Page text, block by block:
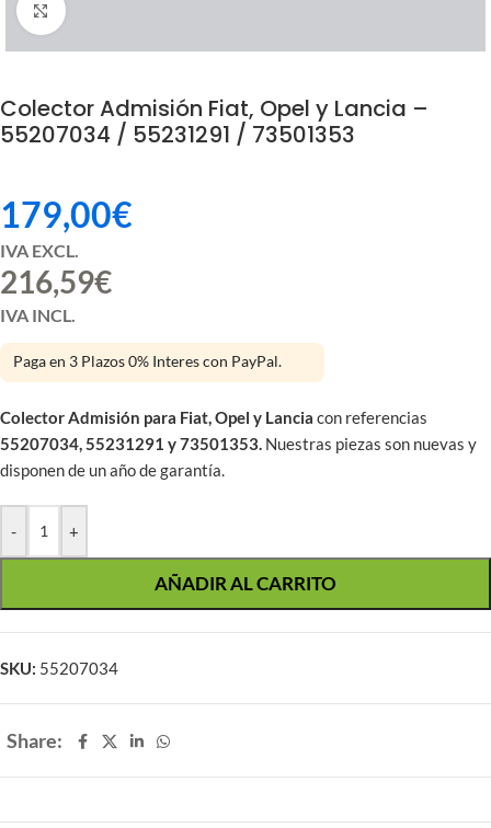
Click to enlarge
Colector Admisión Fiat, Opel y Lancia –
55207034 / 55231291 / 73501353
179,00€
IVA EXCL.
216,59€
IVA INCL.
Paga en 3 Plazos 0% Interes con PayPal.
Colector Admisión para Fiat, Opel y Lancia con referencias
55207034, 55231291 y 73501353. Nuestras piezas son nuevas y
disponen de un año de garantía.
- +
AÑADIR AL CARRITO
SKU: 55207034
Share: